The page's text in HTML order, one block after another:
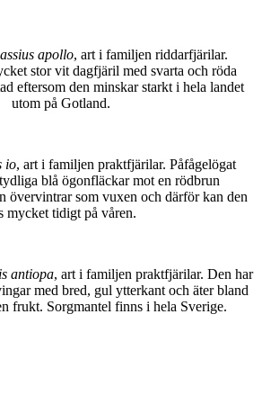
apollo, art i familjen riddarfjärilar.
stor vit dagfjäril med svarta och röda
eftersom den minskar starkt i hela landet
utom på Gotland.
io, art i familjen praktfjärilar. Påfågelögat
blå ögonfläckar mot en rödbrun
övervintrar som vuxen och därför kan den
mycket tidigt på våren.
antiopa, art i familjen praktfjärilar. Den har
med bred, gul ytterkant och äter bland
frukt. Sorgmantel finns i hela Sverige.